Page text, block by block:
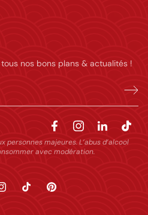
nos bons plans & actualités !
personnes majeures. L’abus d’alcool
avec modération.
TikTok Pinterest